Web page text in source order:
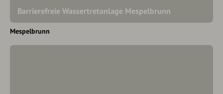
Barrierefreie Wassertretanlage Mespelbrunn
Mespelbrunn